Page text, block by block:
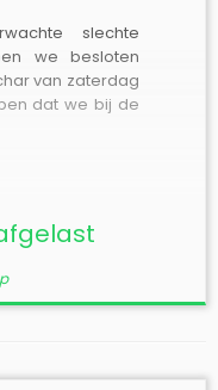
slechte
we besloten
van zaterdag
dat we bij de